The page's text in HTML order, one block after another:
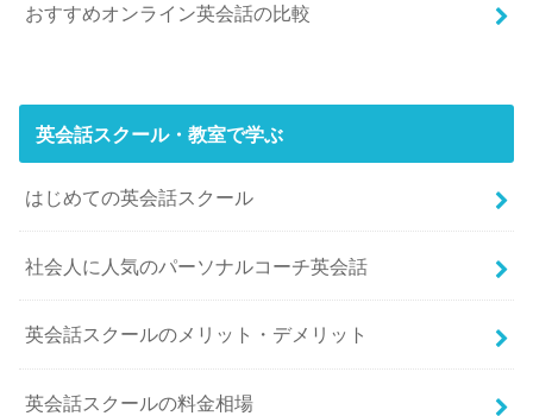
おすすめオンライン英会話の比較
英会話スクール・教室で学ぶ
はじめての英会話スクール
社会人に人気のパーソナルコーチ英会話
英会話スクールのメリット・デメリット
英会話スクールの料金相場